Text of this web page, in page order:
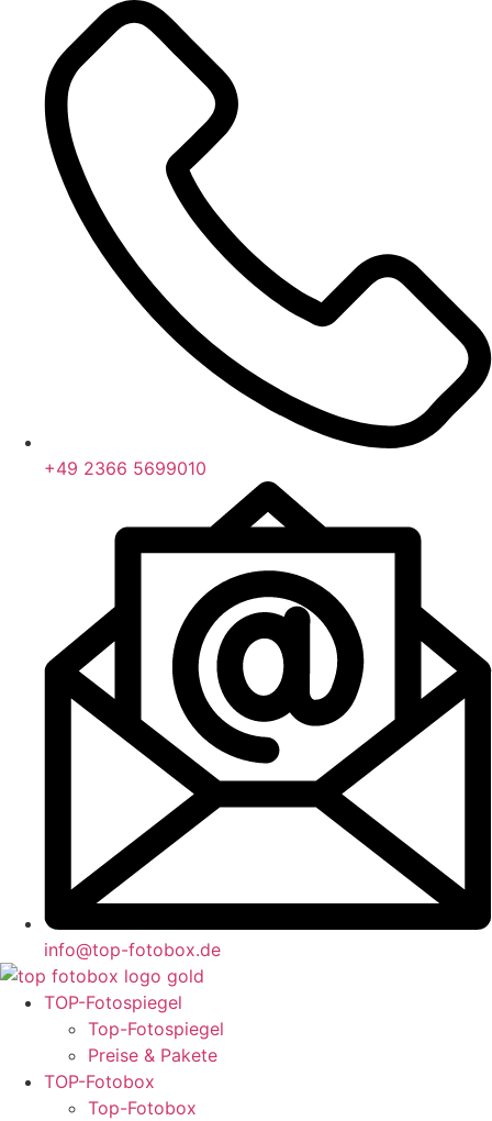
springen
+49 2366 5699010
info@top-fotobox.de
TOP-Fotospiegel
Top-Fotospiegel
Preise & Pakete
TOP-Fotobox
Top-Fotobox